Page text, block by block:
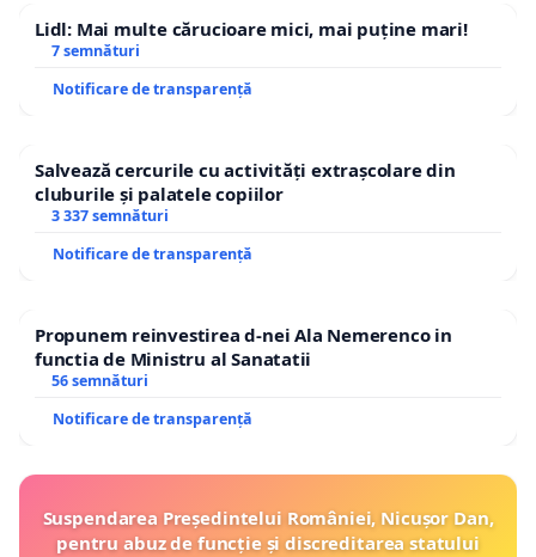
Lidl: Mai multe cărucioare mici, mai puține mari!
7 semnături
Notificare de transparență
Salvează cercurile cu activități extrașcolare din
cluburile și palatele copiilor
3 337 semnături
Notificare de transparență
Propunem reinvestirea d-nei Ala Nemerenco in
functia de Ministru al Sanatatii
56 semnături
Notificare de transparență
Suspendarea Președintelui României, Nicușor Dan,
pentru abuz de funcție și discreditarea statului